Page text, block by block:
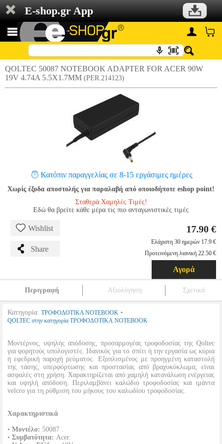
E-shop.gr App
QOLTEC 50087 NOTEBOOK ADAPTER FOR ACER 90W
19V 4.74A 5.5X1.7MM (PER.214123)
Κατόπιν παραγγελίας σε 8-15 εργάσιμες ημέρες
Χωρίς έξοδα αποστολής για παραλαβή από οποιοδήποτε eshop point!
Σταθερά Χαμηλές Τιμές!
Εδώ θα βρείτε κάθε μέρα τις πιο ανταγωνιστικές τιμές
Wishlist
Share
17.90 €
Ελάχιστη 30 ημερών 17.9 €
Προτεινόμενη λιανική 22.50 €
Αγορά
Περιγραφή Αξιολόγηση Σχετικά
Κατηγορία: ΤΡΟΦΟΔΟΤΙΚΑ NOTEBOOK •
QOLTEC στην κατηγορία ΤΡΟΦΟΔΟΤΙΚΑ NOTEBOOK
Μοντέρνος, υψηλής απόδοσης, προσαρμογέας τροφοδοσίας της Qoltec
για φορητούς υπολογιστές. Ιδανικός για το σπίτι ή την εργασία ως κύρια
ή εφεδρική παροχή ρεύματος. Εξοπλισμένος με προηγμένη καταστολή
της τάσης, υπερφόρτωσης και προστασίας από βραχυκύκλωμα, είναι
ασφαλές στη χρήση. Χαρακτηρίζεται από χαμηλή κατανάλωση ενέργειας
και υψηλή απόδοση. Περιλαμβάνει καλώδιο τροφοδοσίας και ιμάντα
velcro για τη ρύθμιση του μήκους του καλωδίου τροφοδοσίας.
Χαρακτηριστικά
• Μοντέλο: 50087 .
• Συμβατότητα: Acer.